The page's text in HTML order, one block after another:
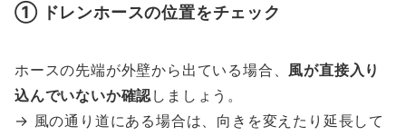
① ドレンホースの位置をチェック
ホースの先端が外壁から出ている場合、 風が直接入り
込んでいないか確認しましょう。
→ 風の通り道にある場合は、向きを変えたり延長して